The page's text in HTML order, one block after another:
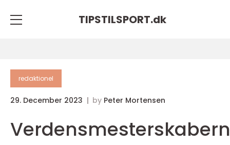
TIPSTILSPORT.dk
redaktionel
29. December 2023 by Peter Mortensen